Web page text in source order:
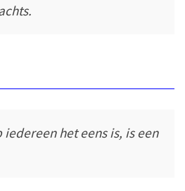
het eens is, is een